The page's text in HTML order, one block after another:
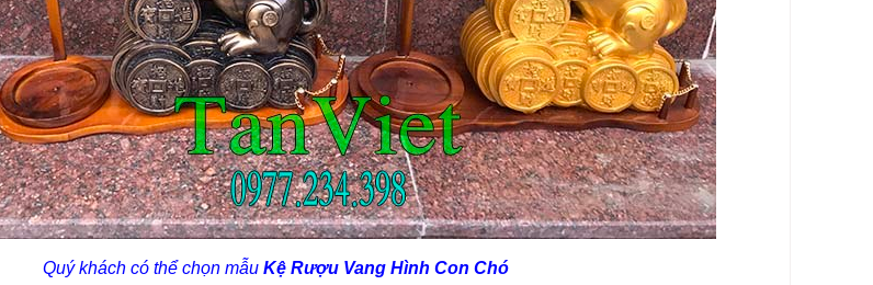
Quý khách có thể chọn mẫu Kệ Rượu Vang Hình Con Chó